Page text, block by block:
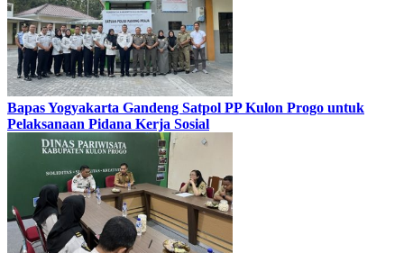
Bapas Yogyakarta Gandeng Satpol PP Kulon Progo untuk
Pelaksanaan Pidana Kerja Sosial